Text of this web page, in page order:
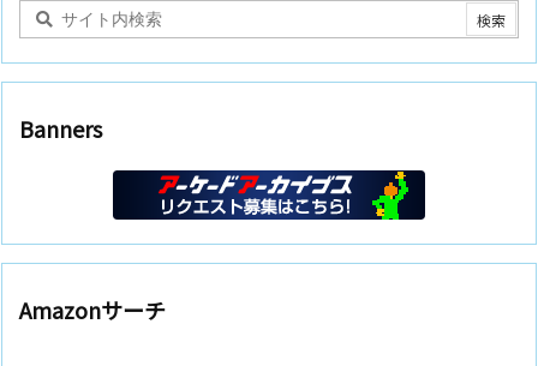
Banners
Amazonサーチ